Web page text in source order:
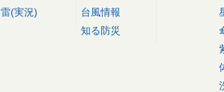
雷(実況)
台風情報
知る防災